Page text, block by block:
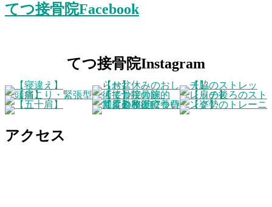
てつ接骨院Facebook
てつ接骨院Instagram
アクセス